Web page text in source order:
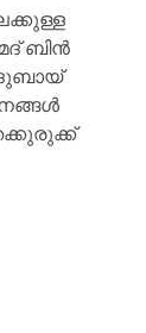
ബിൻ